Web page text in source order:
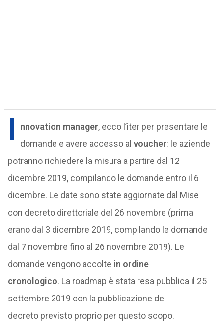
I nnovation manager, ecco l’iter per presentare le
domande e avere accesso al voucher: le aziende
potranno richiedere la misura a partire dal 12
dicembre 2019, compilando le domande entro il 6
dicembre. Le date sono state aggiornate dal Mise
con decreto direttoriale del 26 novembre (prima
erano dal 3 dicembre 2019, compilando le domande
dal 7 novembre fino al 26 novembre 2019). Le
domande vengono accolte in ordine
cronologico. La roadmap è stata resa pubblica il 25
settembre 2019 con la pubblicazione del
decreto previsto proprio per questo scopo.